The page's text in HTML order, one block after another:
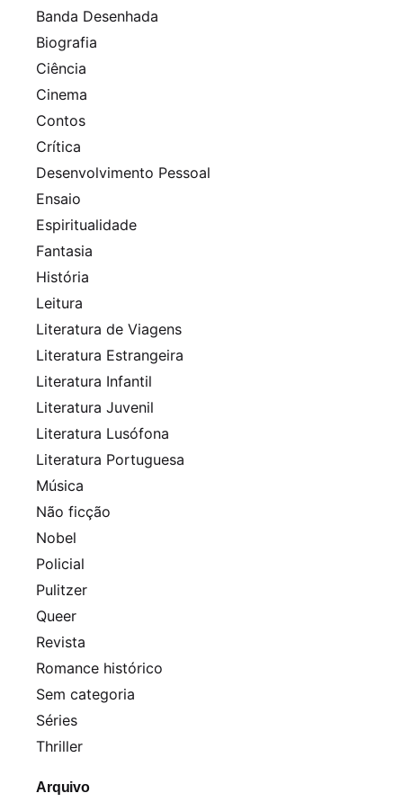
Banda Desenhada
Biografia
Ciência
Cinema
Contos
Crítica
Desenvolvimento Pessoal
Ensaio
Espiritualidade
Fantasia
História
Leitura
Literatura de Viagens
Literatura Estrangeira
Literatura Infantil
Literatura Juvenil
Literatura Lusófona
Literatura Portuguesa
Música
Não ficção
Nobel
Policial
Pulitzer
Queer
Revista
Romance histórico
Sem categoria
Séries
Thriller
Arquivo